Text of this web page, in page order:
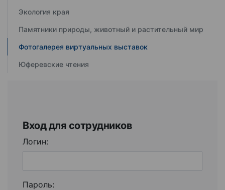
Экология края
Памятники природы, животный и растительный мир
Фотогалерея виртуальных выставок
Юферевские чтения
Вход для сотрудников
Логин:
Пароль: